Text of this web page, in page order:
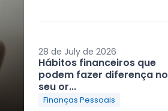
28 de July de 2026
Hábitos financeiros que
podem fazer diferença no
seu or...
Finanças Pessoais